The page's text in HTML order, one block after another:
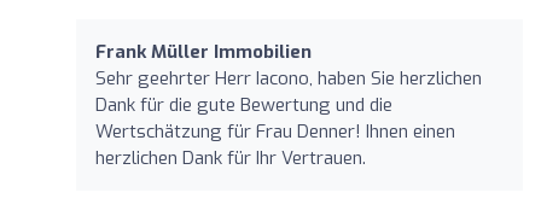
Frank Müller Immobilien
Sehr geehrter Herr Iacono, haben Sie herzlichen
Dank für die gute Bewertung und die
Wertschätzung für Frau Denner! Ihnen einen
herzlichen Dank für Ihr Vertrauen.